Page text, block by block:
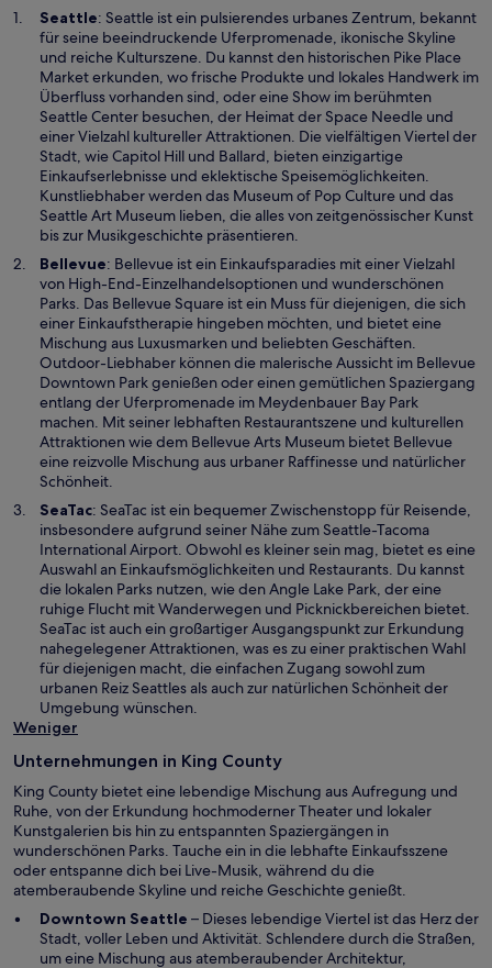
g
e
ö
f
f
n
e
t
SeattleW
i
r
d
i
n
e
i
n
e
m
n
u
e
n
F
e
n
s
t
e
r
g
e
ö
f
f
n
e
t
: Seattle ist ein pulsierendes urbanes Zentrum, bekannt
für seine beeindruckende Uferpromenade, ikonische Skyline
und reiche Kulturszene. Du kannst den historischen Pike Place
Market erkunden, wo frische Produkte und lokales Handwerk im
Überfluss vorhanden sind, oder eine Show im berühmten
Seattle Center besuchen, der Heimat der Space Needle und
einer Vielzahl kultureller Attraktionen. Die vielfältigen Viertel der
Stadt, wie Capitol Hill und Ballard, bieten einzigartige
Einkaufserlebnisse und eklektische Speisemöglichkeiten.
Kunstliebhaber werden das Museum of Pop Culture und das
Seattle Art Museum lieben, die alles von zeitgenössischer Kunst
bis zur Musikgeschichte präsentieren.
BellevueW
i
r
d
i
n
e
i
n
e
m
n
e
u
e
n
F
e
n
s
t
e
r
g
ö
f
n
e
t
: Bellevue ist ein Einkaufsparadies mit einer Vielzahl
von High-End-Einzelhandelsoptionen und wunderschönen
Parks. Das Bellevue Square ist ein Muss für diejenigen, die sich
einer Einkaufstherapie hingeben möchten, und bietet eine
Mischung aus Luxusmarken und beliebten Geschäften.
Outdoor-Liebhaber können die malerische Aussicht im Bellevue
Downtown Park genießen oder einen gemütlichen Spaziergang
entlang der Uferpromenade im Meydenbauer Bay Park
machen. Mit seiner lebhaften Restaurantszene und kulturellen
Attraktionen wie dem Bellevue Arts Museum bietet Bellevue
eine reizvolle Mischung aus urbaner Raffinesse und natürlicher
Schönheit.
SeaTacW
i
r
d
i
n
e
i
n
e
m
u
e
n
F
e
n
s
e
r
g
: SeaTac ist ein bequemer Zwischenstopp für Reisende,
insbesondere aufgrund seiner Nähe zum Seattle-Tacoma
International Airport. Obwohl es kleiner sein mag, bietet es eine
Auswahl an Einkaufsmöglichkeiten und Restaurants. Du kannst
die lokalen Parks nutzen, wie den Angle Lake Park, der eine
ruhige Flucht mit Wanderwegen und Picknickbereichen bietet.
SeaTac ist auch ein großartiger Ausgangspunkt zur Erkundung
nahegelegener Attraktionen, was es zu einer praktischen Wahl
für diejenigen macht, die einfachen Zugang sowohl zum
urbanen Reiz Seattles als auch zur natürlichen Schönheit der
Umgebung wünschen.
Weniger
Unternehmungen in King County
King County bietet eine lebendige Mischung aus Aufregung und
Ruhe, von der Erkundung hochmoderner Theater und lokaler
Kunstgalerien bis hin zu entspannten Spaziergängen in
wunderschönen Parks. Tauche ein in die lebhafte Einkaufsszene
oder entspanne dich bei Live-Musik, während du die
atemberaubende Skyline und reiche Geschichte genießt.
Downtown Seattle – Dieses lebendige Viertel ist das Herz der
Stadt, voller Leben und Aktivität. Schlendere durch die Straßen,
um eine Mischung aus atemberaubender Architektur,